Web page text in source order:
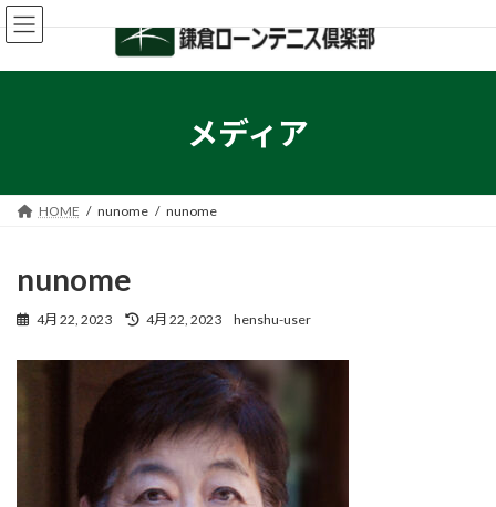
コ
ン
ン
ナ
ビ
ー
メディア
HOME nunome nunome
nunome
4月 22, 2023
最
更
新
日
時
:
4月 22, 2023 henshu-user